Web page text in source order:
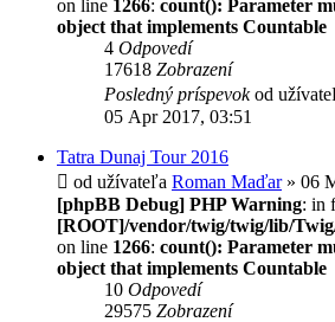
on line 1266: count(): Parameter
object that implements Countable
4 Odpovedí
17618 Zobrazení
Posledný príspevokod
05 Apr 2017, 03:51
Tatra Dunaj Tour 2016
od užívateľa Roman Maďar» 06
[phpBB Debug] PHP Warning: in
[ROOT]/vendor/twig/twig/lib/
on line 1266: count(): Parameter
object that implements Countable
10 Odpovedí
29575 Zobrazení